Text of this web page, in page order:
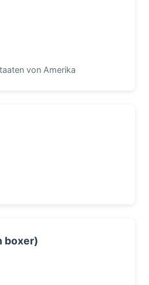
von Amerika
boxer)